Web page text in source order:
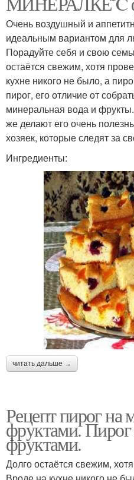
Очень воздушный и
идеальным вариантом для
Порадуйте себя и свою
остаётся свежим, хотя
кухне никого не было, а
пирог, его отличие от
минеральная вода и
же делают его очень
хозяек, которые следят за
Ингредиенты:
читать дальше →
Рецепт пирог на
фруктами. Пирог
фруктами.
Долго остаётся свежим,